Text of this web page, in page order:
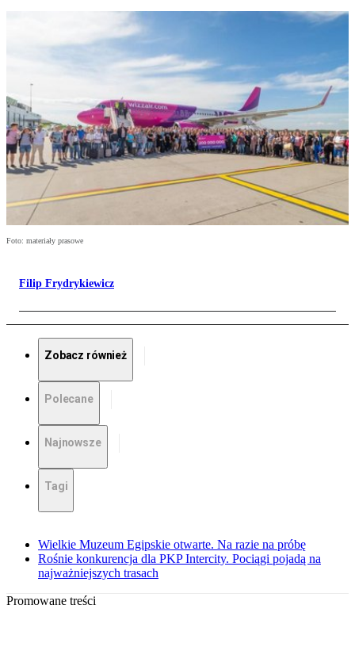
Foto: materiały prasowe
Filip Frydrykiewicz
Zobacz również
Polecane
Najnowsze
Tagi
Wielkie Muzeum Egipskie otwarte. Na razie na próbę
Rośnie konkurencja dla PKP Intercity. Pociągi pojadą na
najważniejszych trasach
Promowane treści